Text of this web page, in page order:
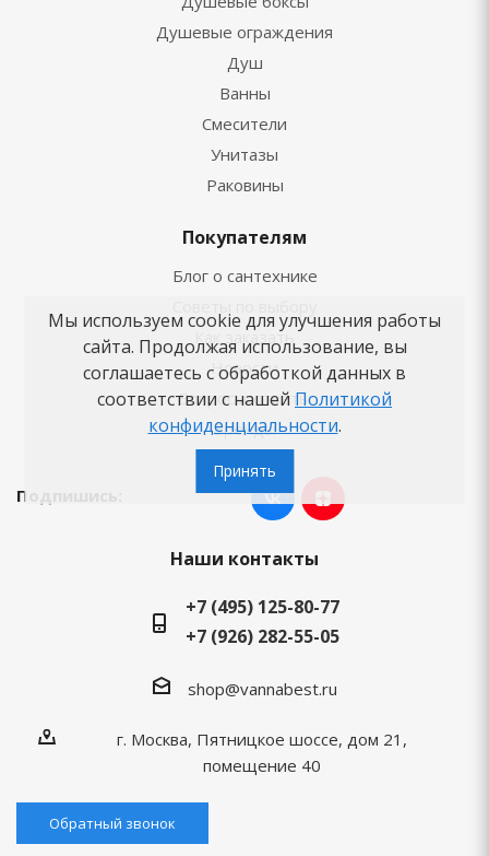
Душевые ограждения
Душ
Ванны
Смесители
Унитазы
Раковины
Покупателям
Блог о сантехнике
Как заказать
Новости
Вопросы-ответы
Бренды
Подпишись:
Наши контакты
+7 (495) 125-80-77
+7 (926) 282-55-05
shop@vannabest.ru
г. Москва, Пятницкое шоссе, дом 21,
помещение 40
Обратный звонок
Мы используем cookie для улучшения работы
сайта. Продолжая использование, вы
соглашаетесь с обработкой данных в
соответствии с нашей Политикой
конфиденциальности.
Принять